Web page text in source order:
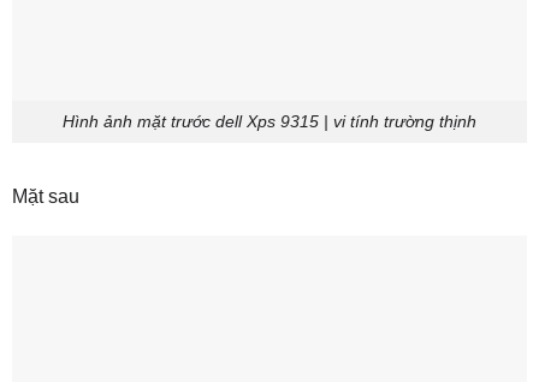
Hình ảnh mặt trước dell Xps 9315 | vi tính trường thịnh
Mặt sau